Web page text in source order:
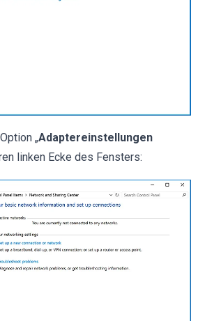
„Adaptereinstellungen
linken Ecke des Fensters: